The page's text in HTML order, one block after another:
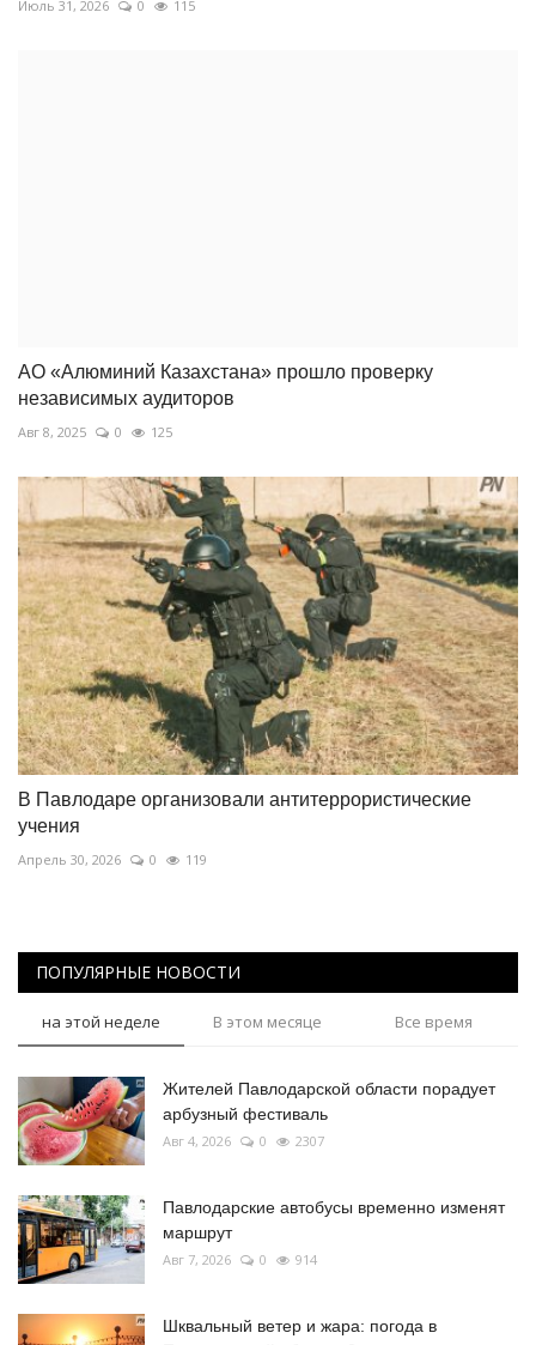
Июль 31, 2026 0 115
АО «Алюминий Казахстана» прошло проверку
независимых аудиторов
Авг 8, 2025 0 125
В Павлодаре организовали антитеррористические
учения
Апрель 30, 2026 0 119
ПОПУЛЯРНЫЕ НОВОСТИ
на этой неделе В этом месяце Все время
Жителей Павлодарской области порадует
арбузный фестиваль
Авг 4, 2026 0 2307
Павлодарские автобусы временно изменят
маршрут
Авг 7, 2026 0 914
Шквальный ветер и жара: погода в